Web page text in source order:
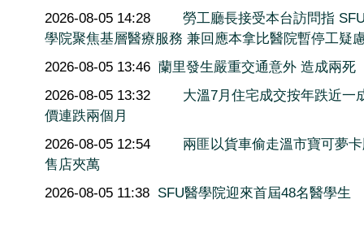
2026-08-05 14:28
勞工廳長接受本台訪問指
學院聚焦基層醫療服務 兼回應本拿比醫院暫停工疑
2026-08-05 13:46 蘭里發生嚴重交通意外 造成兩死
2026-08-05 13:32
大溫7月住宅成交按年跌近
價連跌兩個月
2026-08-05 12:54
兩匪以貨車偷走溫市寶可夢
售店夾萬
2026-08-05 11:38 SFU醫學院迎來首屆48名醫學生